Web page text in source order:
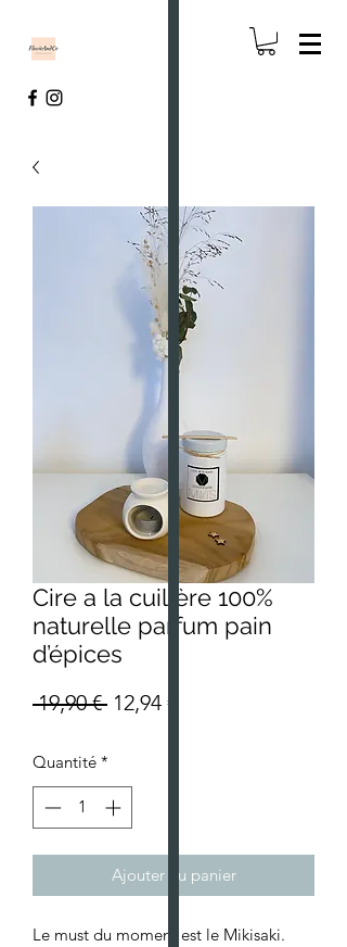
Cire a la cuillère 100%
naturelle parfum pain
d’épices
19,90 € Prix
12,94 €
Quantité *
Ajouter au panier
Le must du moment est le Mikisaki.